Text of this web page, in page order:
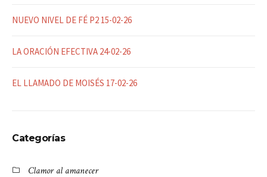
NUEVO NIVEL DE FÉ P2 15-02-26
LA ORACIÓN EFECTIVA 24-02-26
EL LLAMADO DE MOISÉS 17-02-26
Categorías
Clamor al amanecer